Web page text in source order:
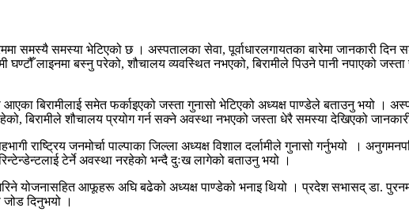
समस्यै समस्या भेटिएको छ । अस्पतालका सेवा, पूर्वाधारलगायतका बारेमा जानकारी
लाइनमा बस्नु परेको, शौचालय व्यवस्थित नभएको, बिरामीले पिउने पानी नपाएको
बिरामीलाई समेत फर्काइएको जस्ता गुनासो भेटिएको अध्यक्ष पाण्डेले बताउनु भयो ।
बिरामीले शौचालय प्रयोग गर्न सक्ने अवस्था नभएको जस्ता धेरै समस्या देखिएको
राष्ट्रिय जनमोर्चा पाल्पाका जिल्ला अध्यक्ष विशाल दर्लामीले गुनासो गर्नुभयो ।
टेर्ने अवस्था नरहेकाे भन्दै दुःख लागेको बताउनु भयो ।
योजनासहित आफूहरू अघि बढेको अध्यक्ष पाण्डेको भनाइ थियो । प्रदेश सभासद् डा.
दिनुभयो ।